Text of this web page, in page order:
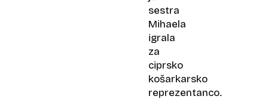
sestra
Mihaela
igrala
za
ciprsko
košarkarsko
reprezentanco.